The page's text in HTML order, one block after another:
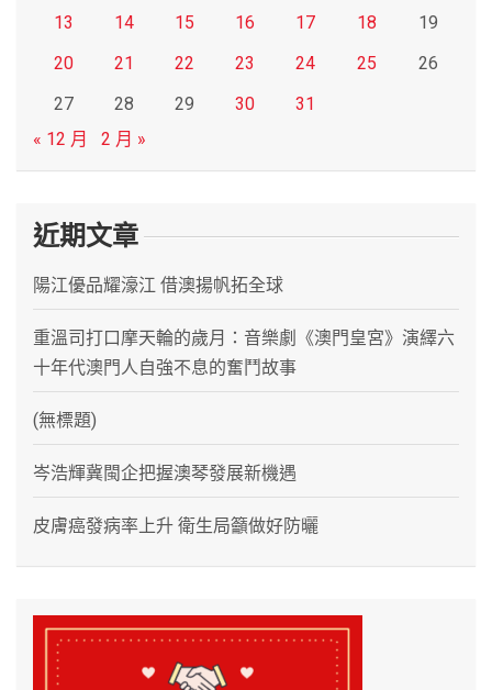
13
14 15 16 17 18
19
20
21 22 23 24 25
26
27
28 29 30
31
« 12 月
2 月 »
近期文章
陽江優品耀濠江 借澳揚帆拓全球
重溫司打口摩天輪的歲月：音樂劇《澳門皇宮》演繹六
十年代澳門人自強不息的奮鬥故事
(無標題)
岑浩輝冀閩企把握澳琴發展新機遇
皮膚癌發病率上升 衛生局籲做好防曬